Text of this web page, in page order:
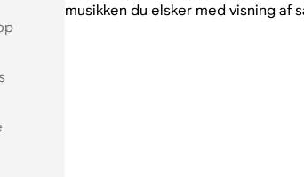
musikken du elsker med visning